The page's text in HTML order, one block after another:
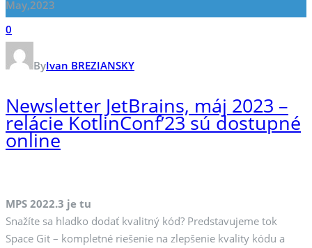
May,2023
0
ByIvan BREZIANSKY
Newsletter JetBrains, máj 2023 –
relácie KotlinConf’23 sú dostupné
online
MPS 2022.3 je tu
Snažíte sa hladko dodať kvalitný kód? Predstavujeme tok
Space Git – kompletné riešenie na zlepšenie kvality kódu a